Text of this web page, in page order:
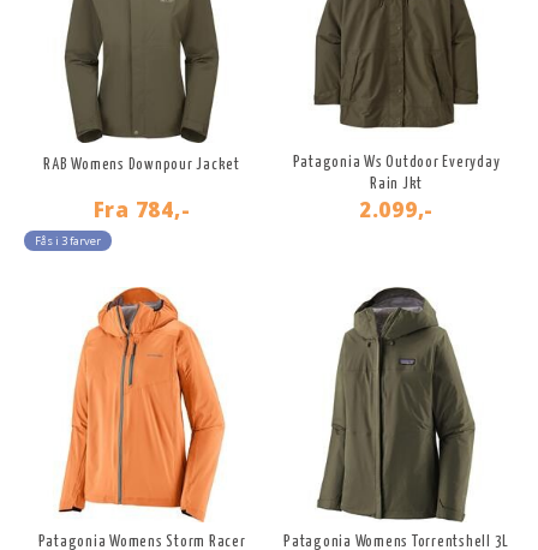
RAB Womens Downpour Jacket
Fra 784,-
Fås i 3 farver
Patagonia Ws Outdoor Everyday
Rain Jkt
2.099,-
Patagonia Womens Storm Racer
Patagonia Womens Torrentshell 3L